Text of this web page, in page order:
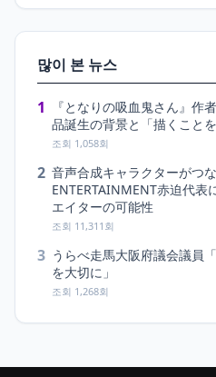
많이 본 뉴스
1
『となりの吸血鬼さん』
品誕生の背景と「描くこと
조회 1,058회
2 音声合成キャラクターがつ
ENTERTAINMENT赤迫代表
エイターの可能性
조회 11,311회
3 うらべ走馬大阪府議会議員
を大切に」
조회 1,268회